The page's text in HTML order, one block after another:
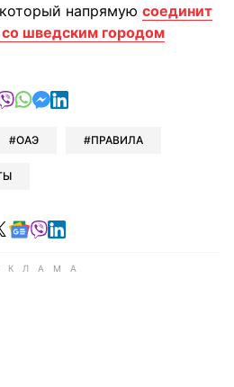
напрямую соединит
шведским городом
в Telegram
в Facebook
в X
отправить в Viber
отправить в Whatsapp
отправить в Messenger
отправить в LinkedIn
ОАЭ ПРАВИЛА
в Telegram
в Facebook
Читайте в X
Читайте в Google news
Читайте в Viber
Читайте в LinkedIn